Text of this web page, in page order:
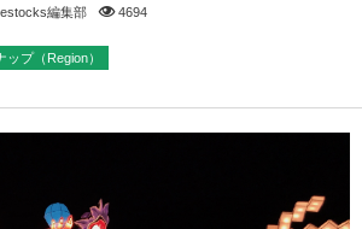
編集部 4694
プ（Region）